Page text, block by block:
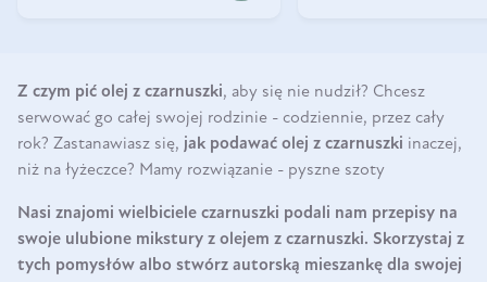
Z czym pić olej z czarnuszki, aby się nie nudził? Chcesz
serwować go całej swojej rodzinie - codziennie, przez cały
rok? Zastanawiasz się, jak podawać olej z czarnuszki inaczej,
niż na łyżeczce? Mamy rozwiązanie - pyszne szoty
Nasi znajomi wielbiciele czarnuszki podali nam przepisy na
swoje ulubione mikstury z olejem z czarnuszki. Skorzystaj z
tych pomysłów albo stwórz autorską mieszankę dla swojej